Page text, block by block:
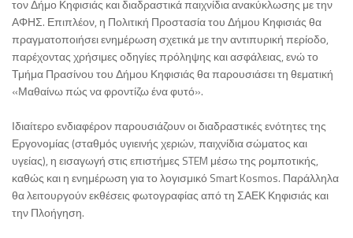
τον Δήμο Κηφισιάς και διαδραστικά παιχνίδια ανακύκλωσης με την
ΑΦΗΣ. Επιπλέον, η Πολιτική Προστασία του Δήμου Κηφισιάς θα
πραγματοποιήσει ενημέρωση σχετικά με την αντιπυρική περίοδο,
παρέχοντας χρήσιμες οδηγίες πρόληψης και ασφάλειας, ενώ το
Τμήμα Πρασίνου του Δήμου Κηφισιάς θα παρουσιάσει τη θεματική
«Μαθαίνω πώς να φροντίζω ένα φυτό».
Ιδιαίτερο ενδιαφέρον παρουσιάζουν οι διαδραστικές ενότητες της
Εργονομίας (σταθμός υγιεινής χεριών, παιχνίδια σώματος και
υγείας), η εισαγωγή στις επιστήμες STEM μέσω της ρομποτικής,
καθώς και η ενημέρωση για το λογισμικό Smart Kosmos. Παράλληλα
θα λειτουργούν εκθέσεις φωτογραφίας από τη ΣΑΕΚ Κηφισιάς και
την Πλοήγηση.